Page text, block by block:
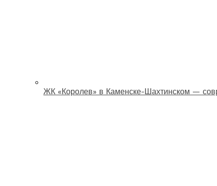
ЖК «Королев» в Каменске-Шахтинском —